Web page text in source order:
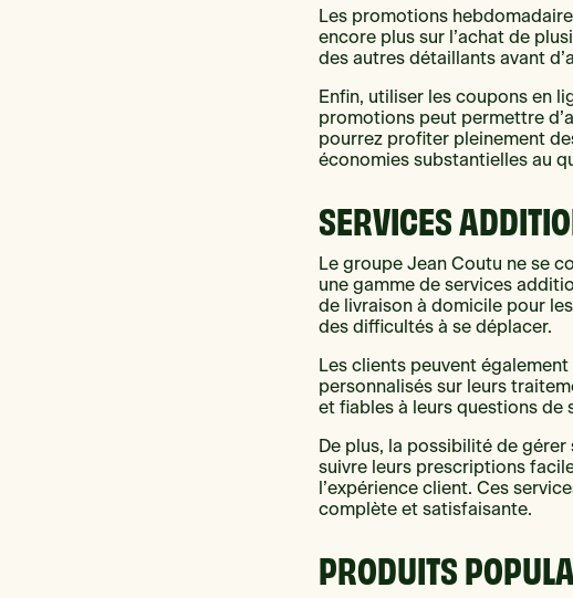
Les promotions
encore plus sur l’achat de
des autres détaillants avant
Enfin, utiliser les coupons en
promotions peut permettre
pourrez profiter pleinement
économies substantielles au
SERVICES
Le groupe Jean Coutu ne se
une gamme de services
de livraison à domicile pour
des difficultés à se déplacer.
Les clients peuvent
personnalisés sur leurs
et fiables à leurs questions de
De plus, la possibilité de
suivre leurs prescriptions
l’expérience client. Ces
complète et satisfaisante.
PRODUITS